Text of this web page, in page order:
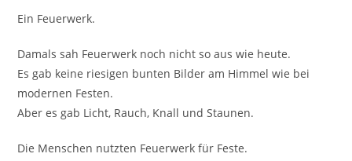
Ein Feuerwerk.
Damals sah Feuerwerk noch nicht so aus wie heute.
Es gab keine riesigen bunten Bilder am Himmel wie bei
modernen Festen.
Aber es gab Licht, Rauch, Knall und Staunen.
Die Menschen nutzten Feuerwerk für Feste.